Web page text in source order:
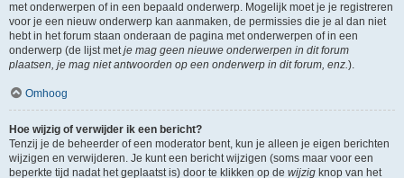
met onderwerpen of in een bepaald onderwerp. Mogelijk moet je je registreren
voor je een nieuw onderwerp kan aanmaken, de permissies die je al dan niet
hebt in het forum staan onderaan de pagina met onderwerpen of in een
onderwerp (de lijst metje mag geen nieuwe onderwerpen in dit forum
plaatsen, je mag niet antwoorden op een onderwerp in dit forum, enz.).
Omhoog
Hoe wijzig of verwijder ik een bericht?
Tenzij je de beheerder of een moderator bent, kun je alleen je eigen berichten
wijzigen en verwijderen. Je kunt een bericht wijzigen (soms maar voor een
beperkte tijd nadat het geplaatst is) door te klikken op de wijzig knop van het